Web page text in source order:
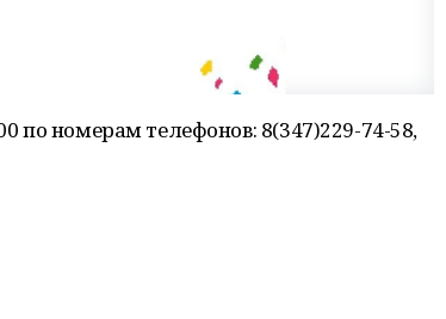
по номерам телефонов: 8(347)229-74-58,